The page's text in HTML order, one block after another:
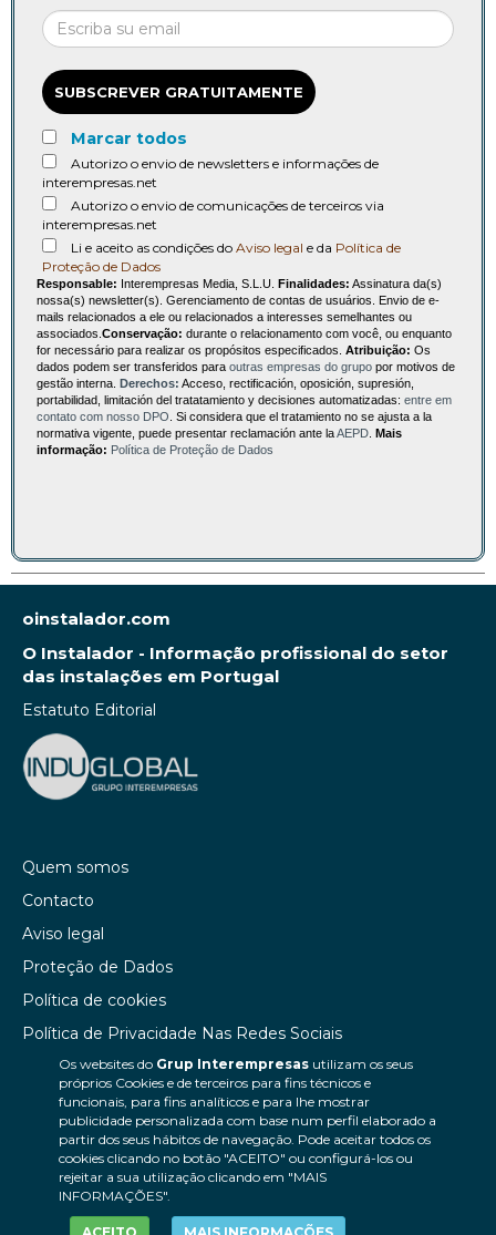
Os websites do Grup Interempresasutilizam os seus
próprios Cookies e de terceiros para fins técnicos e
funcionais, para fins analíticos e para lhe mostrar
publicidade personalizada com base num perfil elaborado a
partir dos seus hábitos de navegação. Pode aceitar todos os
cookies clicando no botão "ACEITO" ou configurá-los ou
rejeitar a sua utilização clicando em "MAIS
INFORMAÇÕES".
SUBSCREVER GRATUITAMENTE
Marcar todos
Autorizo o envio de newsletters e informações de
interempresas.net
Autorizo o envio de comunicações de terceiros via
interempresas.net
Li e aceito as condições do Aviso legal e da Política de
Proteção de Dados
Responsable: Interempresas Media, S.L.U. Finalidades: Assinatura da(s)
nossa(s) newsletter(s). Gerenciamento de contas de usuários. Envio de e-
mails relacionados a ele ou relacionados a interesses semelhantes ou
associados.Conservação: durante o relacionamento com você, ou enquanto
for necessário para realizar os propósitos especificados. Atribuição: Os
dados podem ser transferidos para outras empresas do grupo por motivos de
gestão interna. Derechos: Acceso, rectificación, oposición, supresión,
portabilidad, limitación del tratatamiento y decisiones automatizadas: entre em
contato com nosso DPO. Si considera que el tratamiento no se ajusta a la
normativa vigente, puede presentar reclamación ante laAEPD. Mais
informação: Política de Proteção de Dados
oinstalador.com
O Instalador - Informação profissional do setor
das instalações em Portugal
Estatuto Editorial
Quem somos
Contacto
Aviso legal
Proteção de Dados
Política de cookies
Política de Privacidade Nas Redes Sociais
Canal de denúncias
Colaborações editoriais